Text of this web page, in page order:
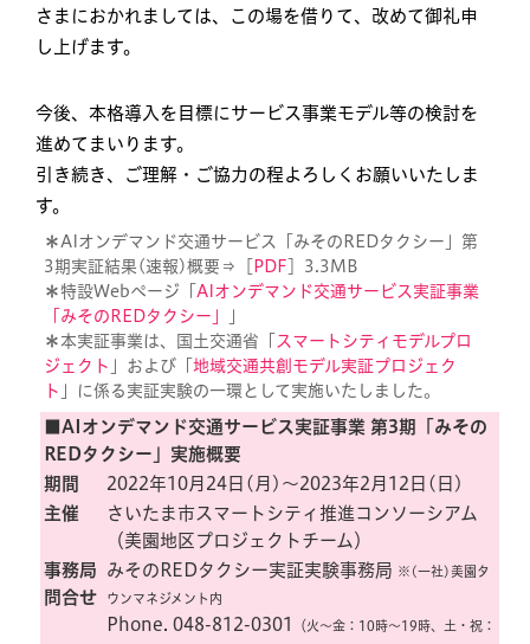
さまにおかれましては、この場を借りて、改めて御礼申
し上げます。
今後、本格導入を目標にサービス事業モデル等の検討を
進めてまいります。
引き続き、ご理解・ご協力の程よろしくお願いいたしま
す。
＊ AIオンデマンド交通サービス「みそのREDタクシー」第
3期実証結果(速報)概要⇒［
PDF ］3.3MB
＊特設Webページ「 AIオンデマンド交通サービス実証事業
「みそのREDタクシー」
＊本実証事業は、国土交通省「
スマートシティモデルプロ
ジェクト
」および「 地域交通共創モデル実証プロジェク
ト
」に係る実証実験の一環として実施いたしました。
■AIオンデマンド交通サービス実証事業 第3期「みその
REDタクシー」実施概要
期間
2022年10月24日(月)〜2023年2月12日(日)
主催
さいたま市スマートシティ推進コンソーシアム
（美園地区プロジェクトチーム）
事務局
問合せ
みそのREDタクシー実証実験事務局 ※(一社)美園タ
ウンマネジメント内
Phone. 048-812-0301 （火〜金：10時〜19時、土・祝：